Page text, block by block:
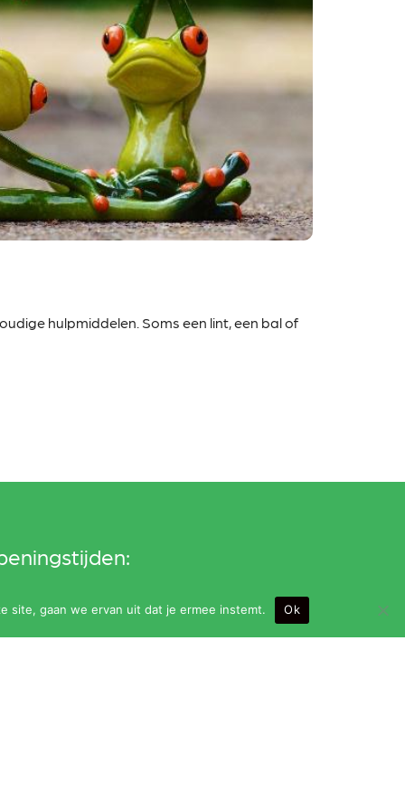
hulpmiddelen. Soms een lint, een bal of
t/m vrijdag van 9.00 t/m 24.00 uur (bar
om 23.30 uur)
site, gaan we ervan uit dat je ermee instemt. Ok